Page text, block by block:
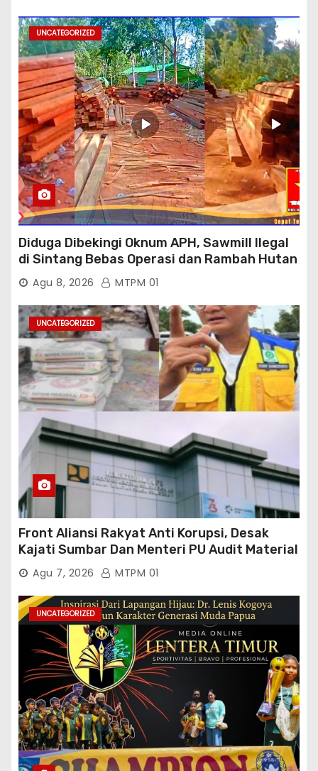
UNCATEGORIZED
Diduga Dibekingi Oknum APH, Sawmill Ilegal
di Sintang Bebas Operasi dan Rambah Hutan
Lindung
Agu 8, 2026 MTPM 01
UNCATEGORIZED
Front Aliansi Rakyat Anti Korupsi, Desak
Kajati Sumbar Dan Menteri PU Audit Material
PT. Brantas Abipraya Kontrak No :
06.Nopember 2025 s.d 31 Maret 2026
Sumber Dana: APBN Nilai Kontrak : Rp
76.130.630.000.00,- Diduga Ka.Balai BWSS V
Padang Tutup Mata
Agu 7, 2026 MTPM 01
UNCATEGORIZED